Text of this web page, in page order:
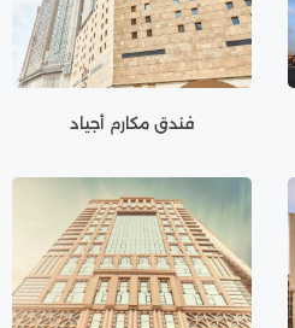
فندق مكارم أجياد